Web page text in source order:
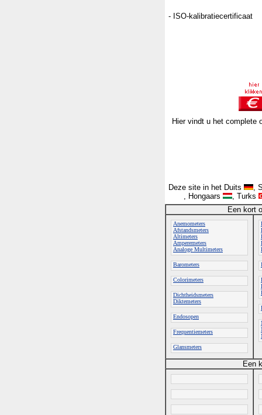
- ISO-kalibratiecertificaat
Hier vindt u het complete
Deze site in het Duits
,
, Hongaars
, Turks
Een kort
Anemometers
Afstandsmeters
Altimeters
Amperemeters
Analoge Multimeters
Barometers
Colorimeters
Dichtheidsmeters
Diktemeters
Endosopen
Frequentiemeters
Glansmeters
Een